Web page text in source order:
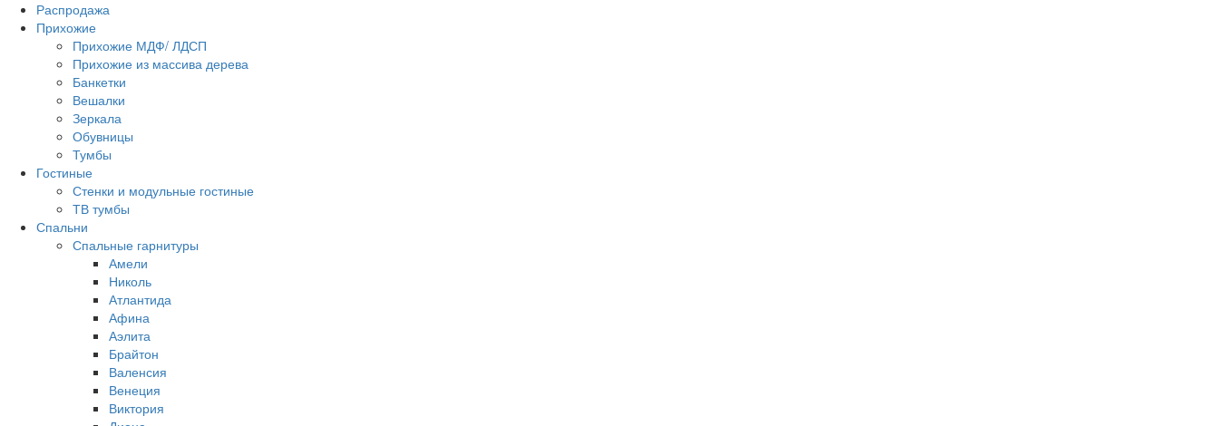
Распродажа
Прихожие
Прихожие МДФ/ ЛДСП
Прихожие из массива дерева
Банкетки
Вешалки
Зеркала
Обувницы
Тумбы
Гостиные
Стенки и модульные гостиные
ТВ тумбы
Спальни
Спальные гарнитуры
Амели
Николь
Атлантида
Афина
Аэлита
Брайтон
Валенсия
Венеция
Виктория